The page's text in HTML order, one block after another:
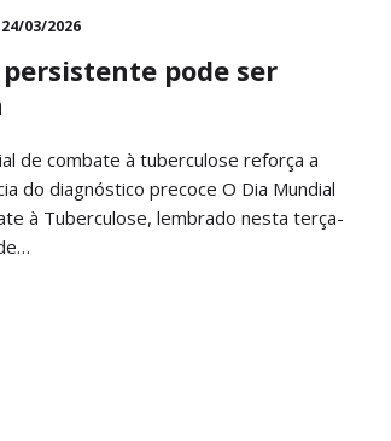
24/03/2026
persistente pode ser
de combate à tuberculose reforça a
do diagnóstico precoce O Dia Mundial
à Tuberculose, lembrado nesta terça-